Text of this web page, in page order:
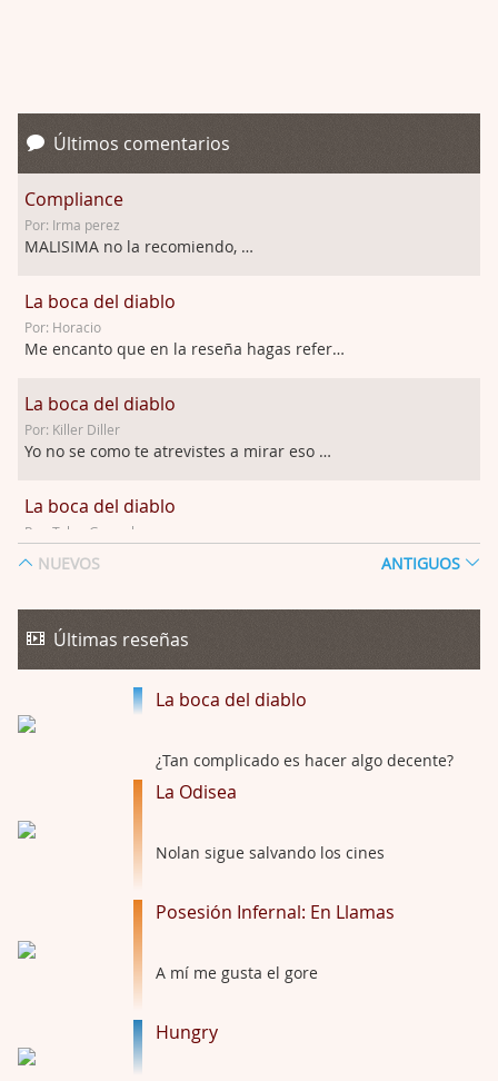
Últimos comentarios
Compliance
Por: Irma perez
MALISIMA no la recomiendo, …
La boca del diablo
Por: Horacio
Me encanto que en la reseña hagas referen …
La boca del diablo
Por: Killer Diller
Yo no se como te atrevistes a mirar eso …
La boca del diablo
Por: Talan Gwynek
La Odisea
Por: Talan Gwynek
La Odisea
Por: Draghann
No sé si entrar en polémicas con respect …
Por: Luar
Buena película, buen director y buenos ac …
El señor de las moscas
Por: Luar
Por: Croc
NUEVOS ANTIGUOS
Últimas reseñas
La boca del diablo
¿Tan complicado es hacer algo decente?
La Odisea
Nolan sigue salvando los cines
Posesión Infernal: En Llamas
A mí me gusta el gore
Hungry